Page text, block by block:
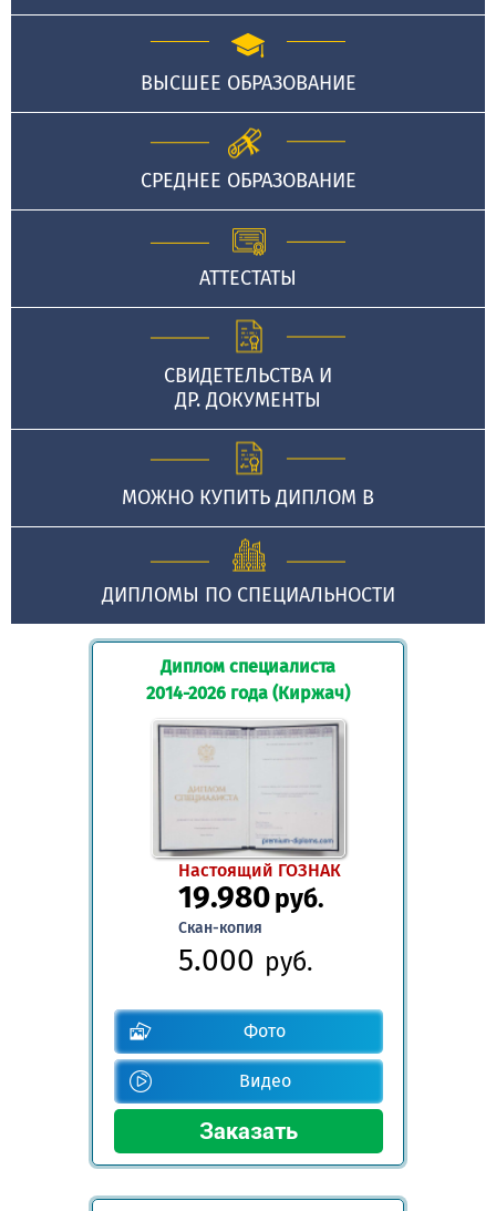
ВЫСШЕЕ ОБРАЗОВАНИЕ
СРЕДНЕЕ ОБРАЗОВАНИЕ
АТТЕСТАТЫ
СВИДЕТЕЛЬСТВА И
ДР. ДОКУМЕНТЫ
МОЖНО КУПИТЬ ДИПЛОМ В
ДИПЛОМЫ ПО СПЕЦИАЛЬНОСТИ
Диплом специалиста
2014-2026 года (Киржач)
Настоящий ГОЗНАК
19.980руб.
Скан-копия
5.000 руб.
Фото
Видео